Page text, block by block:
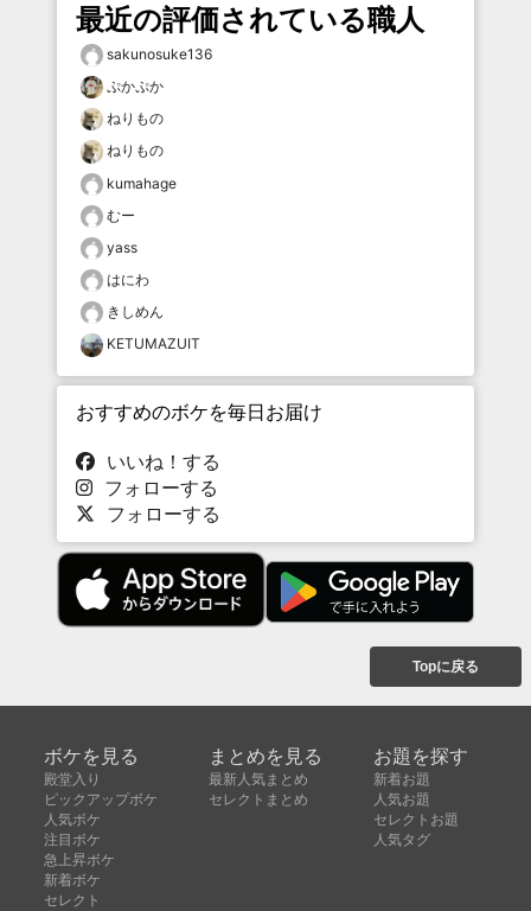
最近の評価されている職人
sakunosuke136
ぷかぷか
ねりもの
ねりもの
kumahage
むー
yass
はにわ
きしめん
KETUMAZUIT
おすすめのボケを毎日お届け
いいね！する
フォローする
フォローする
Topに戻る
ボケを見る
殿堂入り
ピックアップボケ
人気ボケ
注目ボケ
急上昇ボケ
新着ボケ
セレクト
まとめを見る
最新人気まとめ
セレクトまとめ
お題を探す
新着お題
人気お題
セレクトお題
人気タグ